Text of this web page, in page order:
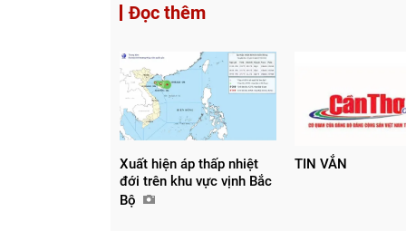
Đọc thêm
Xuất hiện áp thấp nhiệt
đới trên khu vực vịnh Bắc
Bộ
TIN VẮN